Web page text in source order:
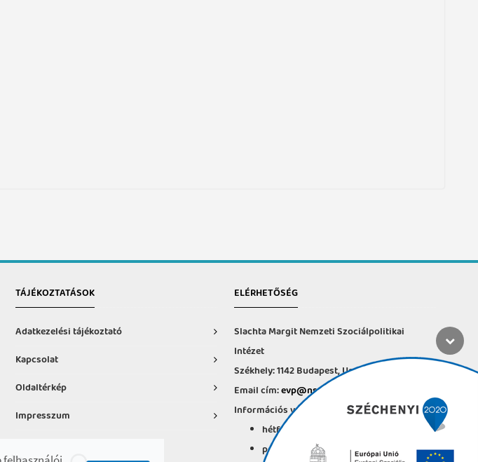
TÁJÉKOZTATÁSOK
Adatkezelési tájékoztató
Kapcsolat
Oldaltérkép
Impresszum
ELÉRHETŐSÉG
Slachta Margit Nemzeti Szociálpolitikai
Intézet
Székhely: 1142 Budapest, Ungvár u. 64-66.
Email cím:evp@nszi.hu
Információs vonal: +36 30 682-6371
hétfő-csütörtök: 8:00-16:00
péntek: 8:00-14.00